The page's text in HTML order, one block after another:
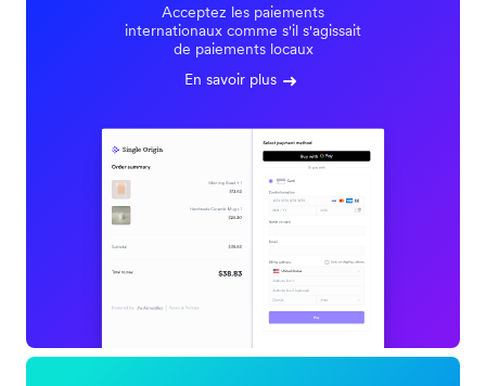
Acceptez les paiements
internationaux comme s'il s'agissait
de paiements locaux
En savoir plus